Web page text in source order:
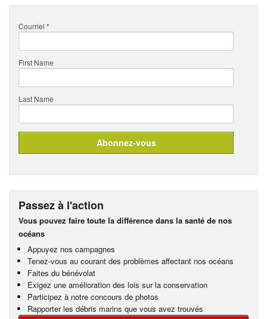
Courriel *
First Name
Last Name
Passez à l'action
Vous pouvez faire toute la différence dans la santé de nos
océans
Appuyez nos campagnes
Tenez-vous au courant des problèmes affectant nos océans
Faites du bénévolat
Exigez une amélioration des lois sur la conservation
Participez à notre concours de photos
Rapporter les débris marins que vous avez trouvés